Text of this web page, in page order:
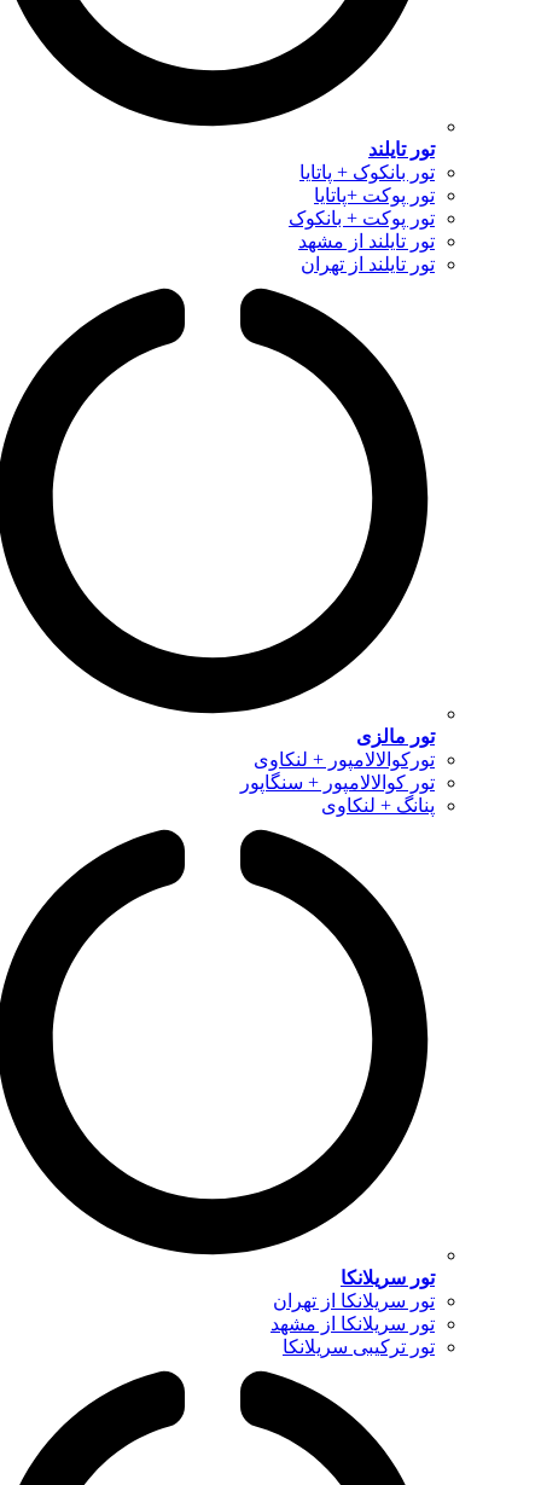
تور تایلند
تور بانکوک + پاتایا
تور پوکت +پاتایا
تور پوکت + بانکوک
تور تایلند از مشهد
تور تایلند از تهران
تور مالزی
تورکوالالامپور + لنکاوی
تور کوالالامپور + سنگاپور
پنانگ + لنکاوی
تور سریلانکا
تور سریلانکا از تهران
تور سریلانکا از مشهد
تور ترکیبی سریلانکا